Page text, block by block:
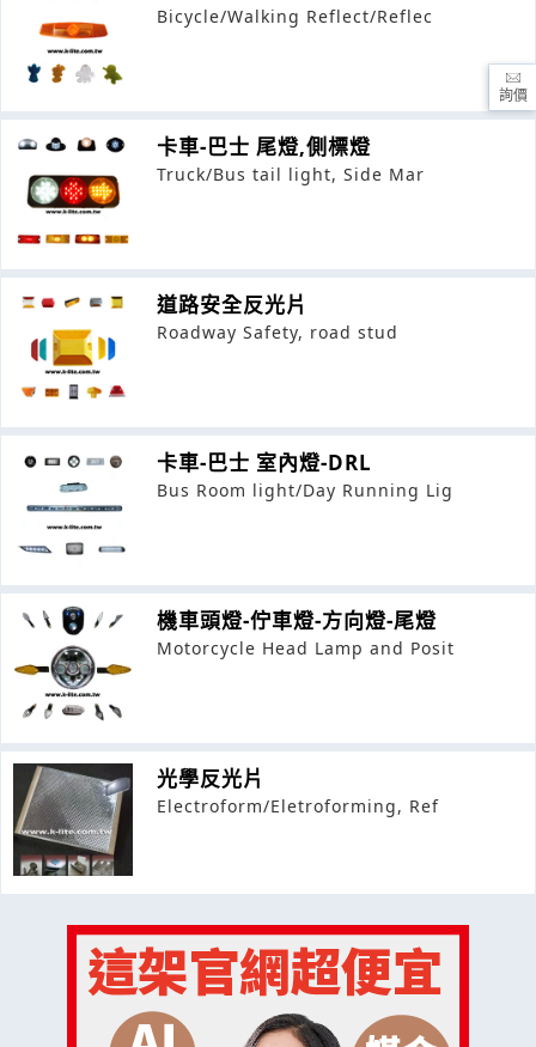
Bicycle/Walking Reflect/Reflec
卡車-巴士 尾燈,側標燈
Truck/Bus tail light, Side Mar
道路安全反光片
Roadway Safety, road stud
卡車-巴士 室內燈-DRL
Bus Room light/Day Running Lig
機車頭燈-佇車燈-方向燈-尾燈
Motorcycle Head Lamp and Posit
光學反光片
Electroform/Eletroforming, Ref
詢價